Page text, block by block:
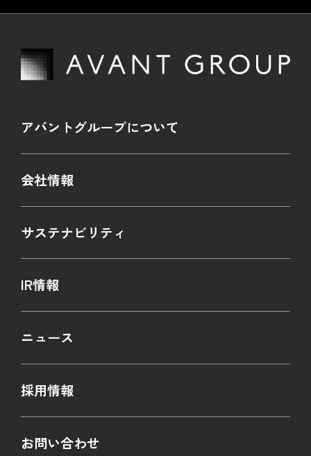
アバントグループについて
会社情報
サステナビリティ
IR情報
ニュース
採用情報
お問い合わせ